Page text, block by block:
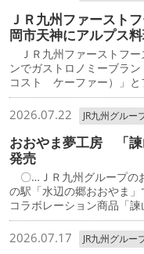
ＪＲ九州ファース
岡市天神にアルプス
ＪＲ九州ファーストフー
ンでガストロノミーブラ
コスト ケーファー）」と
2026.07.22 JR九州グルー
おおやま夢工房 「諫
発売
〇…ＪＲ九州グループの
の駅「水辺の郷おおやま
コラボレーション商品「諫
2026.07.17 JR九州グルー